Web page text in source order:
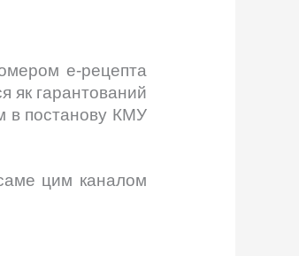
е-рецепта
як гарантований
в постанову КМУ
цим каналом